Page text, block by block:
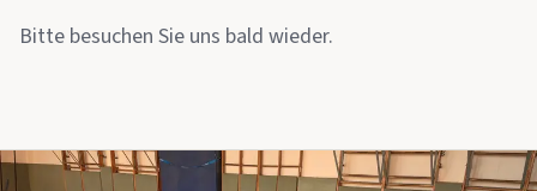
Bitte besuchen Sie uns bald wieder.